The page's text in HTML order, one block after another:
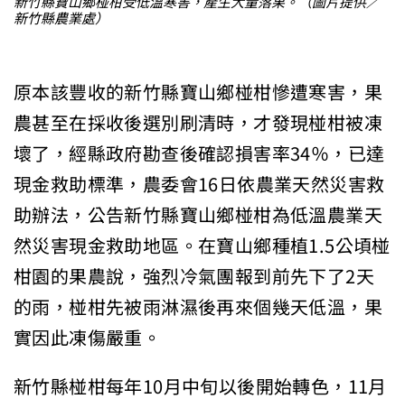
新竹縣農業處）
原本該豐收的新竹縣寶山鄉椪柑慘遭寒害，果
農甚至在採收後選別刷清時，才發現椪柑被凍
壞了，經縣政府勘查後確認損害率34％，已達
現金救助標準，農委會16日依農業天然災害救
助辦法，公告新竹縣寶山鄉椪柑為低溫農業天
然災害現金救助地區。在寶山鄉種植1.5公頃椪
柑園的果農說，強烈冷氣團報到前先下了2天
的雨，椪柑先被雨淋濕後再來個幾天低溫，果
實因此凍傷嚴重。
新竹縣椪柑每年10月中旬以後開始轉色，11月